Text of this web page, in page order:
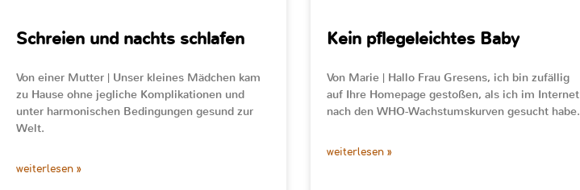
Schreien und nachts schlafen
Von einer Mutter | Unser kleines Mädchen kam
zu Hause ohne jegliche Komplikationen und
unter harmonischen Bedingungen gesund zur
Welt.
weiterlesen »
Kein pflegeleichtes Baby
Von Marie | Hallo Frau Gresens, ich bin zufällig
auf Ihre Homepage gestoßen, als ich im Internet
nach den WHO-Wachstumskurven gesucht habe.
weiterlesen »